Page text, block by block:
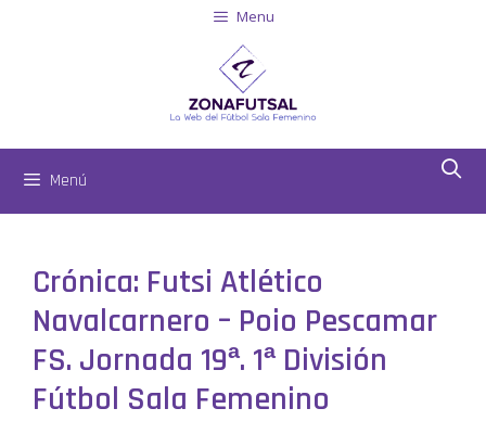
Menu
Menú
Crónica: Futsi Atlético
Navalcarnero – Poio Pescamar
FS. Jornada 19ª. 1ª División
Fútbol Sala Femenino